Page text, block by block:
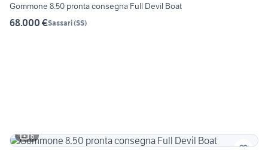
Gommone 8.50 pronta consegna Full Devil Boat
68.000 €Sassari(SS)
6